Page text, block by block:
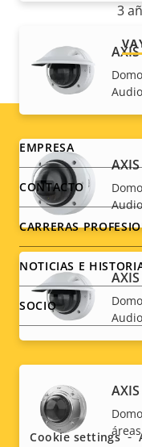
3
Footer
menu
EMPRESA
CONTACTO
CARRERAS
NOTICIAS E
SOCIO
Cookie settings